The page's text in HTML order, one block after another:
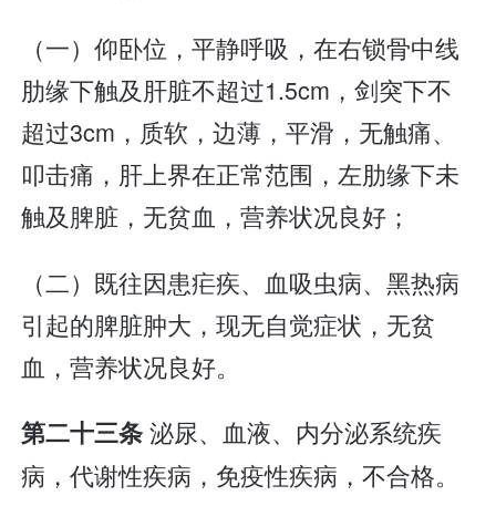
（一）仰卧位，平静呼吸，在右锁骨中线
肋缘下触及肝脏不超过1.5cm，剑突下不
超过3cm，质软，边薄，平滑，无触痛、
叩击痛，肝上界在正常范围，左肋缘下未
触及脾脏，无贫血，营养状况良好；
（二）既往因患疟疾、血吸虫病、黑热病
引起的脾脏肿大，现无自觉症状，无贫
血，营养状况良好。
第二十三条泌尿、血液、内分泌系统疾
病，代谢性疾病，免疫性疾病，不合格。